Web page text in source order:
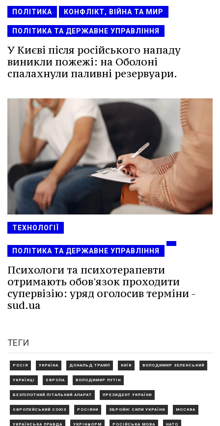
ПОЛІТИКА КОНФЛІКТ, ВІЙНА ТА МИР
ПОЛІТИКА ТА ДЕРЖАВНЕ УПРАВЛІННЯ
У Києві після російського нападу
виникли пожежі: на Оболоні
спалахнули паливні резервуари.
ТЕХНОЛОГІЇ
ПОЛІТИКА ТА ДЕРЖАВНЕ УПРАВЛІННЯ
Психологи та психотерапевти
отримають обов'язок проходити
супервізію: уряд оголосив терміни -
sud.ua
ТЕГИ
РОСІЯ УКРАЇНА ДОНАЛЬД ТРАМП КИЇВ ВОЛОДИМИР ЗЕЛЕНСЬКИЙ
УКРАЇНЦІ ЄВРОПА ВОЛОДИМИР ПУТІН
БЕЗПІЛОТНИЙ ЛІТАЛЬНИЙ АПАРАТ ПРЕЗИДЕНТ УКРАЇНИ
ЄВРОПЕЙСЬКИЙ СОЮЗ РОСІЯНИ ЗБРОЙНІ СИЛИ УКРАЇНИ МОСКВА
УКРАЇНСЬКА ПРАВДА УКРІНФОРМ РОСІЙСЬКА МОВА НАТО